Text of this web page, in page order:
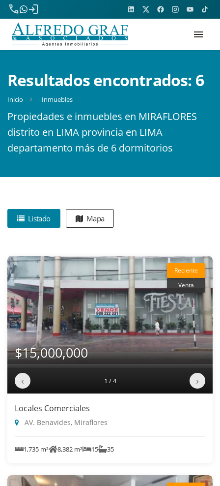
phone
login
menu
Resultados encontrados: 6
Inicio Inmuebles
Propiedades e inmuebles en MIRAFLORES
distrito en LIMA provincia en LIMA
departamento más de 6 dormitorios
Listado Mapa
Reciente
Venta
$15,000,000
‹ 1 / 4 ›
Locales Comerciales
AV. Benavides, Miraflores
1,735 m² 8,382 m² 15 35